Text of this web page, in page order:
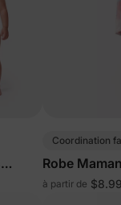
Coordination
Robe
à partir de $8.99
et
sur votre
de
de